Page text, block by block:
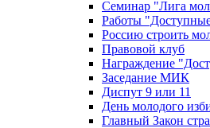
Семинар "Лига
Работы
Россию строить
Правовой клуб
Награждение
Заседание МИК
Диспут 9 или 11
День молодого
Главный Закон